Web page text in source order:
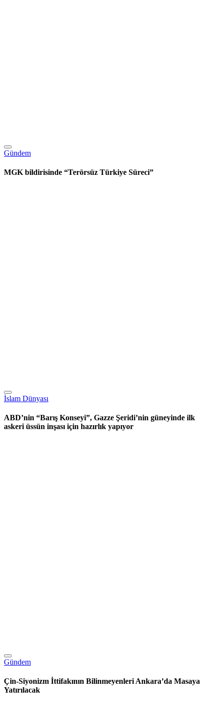
Gündem
MGK bildirisinde “Terörsüz Türkiye Süreci”
İslam Dünyası
ABD’nin “Barış Konseyi”, Gazze Şeridi’nin güneyinde ilk
askeri üssün inşası için hazırlık yapıyor
Gündem
Çin-Siyonizm İttifakının Bilinmeyenleri Ankara’da Masaya
Yatırılacak